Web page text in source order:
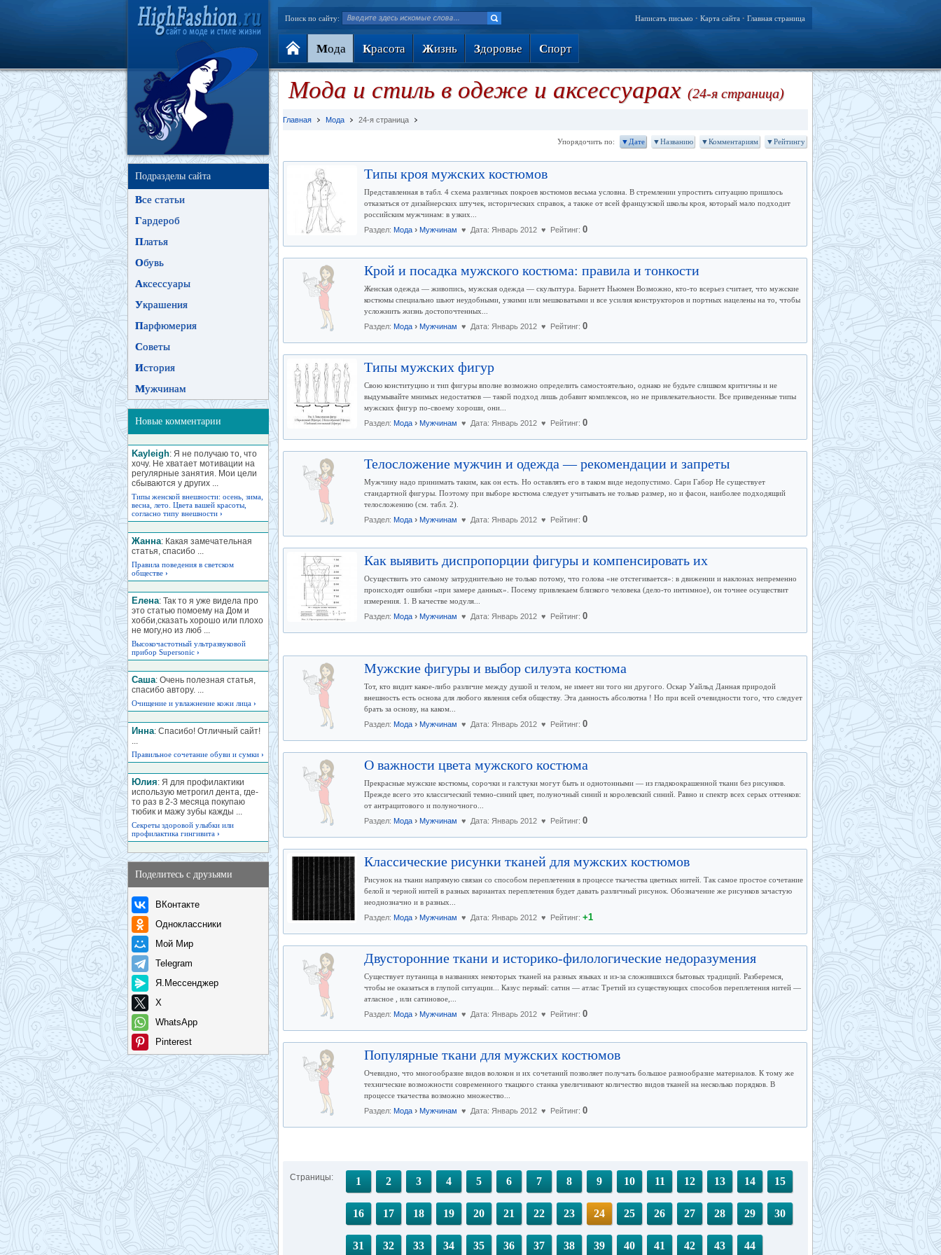
Поиск по сайту: Написать письмо • Карта сайта • Главная страница
Мода Красота Жизнь Здоровье Спорт
Подразделы сайта
Все статьи
Гардероб
Платья
Обувь
Аксессуары
Украшения
Парфюмерия
Советы
История
Мужчинам
Новые комментарии
Kayleigh: Я не получаю то, что
хочу. Не хватает мотивации на
регулярные занятия. Мои цели
сбываются у других ...
Типы женской внешности: осень, зима,
весна, лето. Цвета вашей красоты,
согласно типу внешности ›
Жанна: Какая замечательная
статья, спасибо ...
Правила поведения в светском
обществе ›
Елена: Так то я уже видела про
это статью помоему на Дом и
хобби,сказать хорошо или плохо
не могу,но из люб ...
Высокочастотный ультразвуковой
прибор Supersonic ›
Саша: Очень полезная статья,
спасибо автору. ...
Очищение и увлажнение кожи лица ›
Инна: Спасибо! Отличный сайт!
...
Правильное сочетание обуви и сумки ›
Юлия: Я для профилактики
использую метрогил дента, где-
то раз в 2-3 месяца покупаю
тюбик и мажу зубы кажды ...
Секреты здоровой улыбки или
профилактика гингивита ›
Поделитесь с друзьями
ВКонтакте
Одноклассники
Мой Мир
Telegram
Я.Мессенджер
X
WhatsApp
Pinterest
Мода и стиль в одеже и аксессуарах (24-я страница)
Главная Мода 24-я страница
Упорядочить по: ▼Дате ▼Названию ▼Комментариям ▼Рейтингу
Типы кроя мужских костюмов
Представленная в табл. 4 схема различных покроев костюмов весьма условна. В стремлении упростить ситуацию пришлось
отказаться от дизайнерских штучек, исторических справок, а также от всей французской школы кроя, который мало подходит
российским мужчинам: в узких...
Раздел: Мода › Мужчинам ♥ Дата: Январь 2012 ♥ Рейтинг: 0
Крой и посадка мужского костюма: правила и тонкости
Женская одежда — живопись, мужская одежда — скульптура. Барнетт Ньюмен Возможно, кто-то всерьез считает, что мужские
костюмы специально шьют неудобными, узкими или мешковатыми и все усилия конструкторов и портных нацелены на то, чтобы
усложнить жизнь достопочтенных...
Раздел: Мода › Мужчинам ♥ Дата: Январь 2012 ♥ Рейтинг: 0
Типы мужских фигур
Свою конституцию и тип фигуры вполне возможно определить самостоятельно, однако не будьте слишком критичны и не
выдумывайте мнимых недостатков — такой подход лишь добавит комплексов, но не привлекательности. Все приведенные типы
мужских фигур по-своему хороши, они...
Раздел: Мода › Мужчинам ♥ Дата: Январь 2012 ♥ Рейтинг: 0
Телосложение мужчин и одежда — рекомендации и запреты
Мужчину надо принимать таким, как он есть. Но оставлять его в таком виде недопустимо. Сари Габор Не существует
стандартной фигуры. Поэтому при выборе костюма следует учитывать не только размер, но и фасон, наиболее подходящий
телосложению (см. табл. 2).
Раздел: Мода › Мужчинам ♥ Дата: Январь 2012 ♥ Рейтинг: 0
Как выявить диспропорции фигуры и компенсировать их
Осуществить это самому затруднительно не только потому, что голова «не отстегивается»: в движении и наклонах непременно
происходят ошибки «при замере данных». Посему привлекаем близкого человека (дело-то интимное), он точнее осуществит
измерения. 1. В качестве модуля...
Раздел: Мода › Мужчинам ♥ Дата: Январь 2012 ♥ Рейтинг: 0
Мужские фигуры и выбор силуэта костюма
Тот, кто видит какое-либо различие между душой и телом, не имеет ни того ни другого. Оскар Уайльд Данная природой
внешность есть основа для любого явления себя обществу. Эта данность абсолютна ! Но при всей очевидности того, что следует
брать за основу, на каком...
Раздел: Мода › Мужчинам ♥ Дата: Январь 2012 ♥ Рейтинг: 0
О важности цвета мужского костюма
Прекрасные мужские костюмы, сорочки и галстуки могут быть и однотонными — из гладкоокрашенной ткани без рисунков.
Прежде всего это классический темно-синий цвет, полуночный синий и королевский синий. Равно и спектр всех серых оттенков:
от антрацитового и полуночного...
Раздел: Мода › Мужчинам ♥ Дата: Январь 2012 ♥ Рейтинг: 0
Классические рисунки тканей для мужских костюмов
Рисунок на ткани напрямую связан со способом переплетения в процессе ткачества цветных нитей. Так самое простое сочетание
белой и черной нитей в разных вариантах переплетения будет давать различный рисунок. Обозначение же рисунков зачастую
неоднозначно и в разных...
Раздел: Мода › Мужчинам ♥ Дата: Январь 2012 ♥ Рейтинг: +1
Двусторонние ткани и историко-филологические недоразумения
Существует путаница в названиях некоторых тканей на разных языках и из-за сложившихся бытовых традиций. Разберемся,
чтобы не оказаться в глупой ситуации... Казус первый: сатин — атлас Третий из существующих способов переплетения нитей —
атласное , или сатиновое,...
Раздел: Мода › Мужчинам ♥ Дата: Январь 2012 ♥ Рейтинг: 0
Популярные ткани для мужских костюмов
Очевидно, что многообразие видов волокон и их сочетаний позволяет получать большое разнообразие материалов. К тому же
технические возможности современного ткацкого станка увеличивают количество видов тканей на несколько порядков. В
процессе ткачества возможно множество...
Раздел: Мода › Мужчинам ♥ Дата: Январь 2012 ♥ Рейтинг: 0
Страницы: 1 2 3 4 5 6 7 8 9 10 11 12 13 14 15
16 17 18 19 20 21 22 23 24 25 26 27 28 29 30
31 32 33 34 35 36 37 38 39 40 41 42 43 44